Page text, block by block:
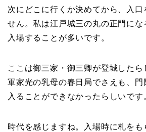
次にどこに行くか決めてから、入口
せん。私は江戸城三の丸の正門にな
入場することが多いです。
ここは御三家・御三卿が登城した
軍家光の乳母の春日局でさえも、門
入ることができなかったらしいです
時代を感じますね。入場時に札を